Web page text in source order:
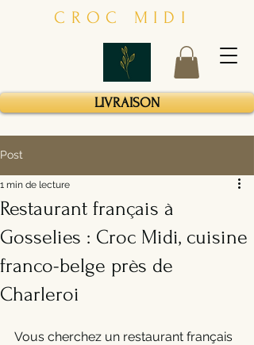
CROC MIDI
LIVRAISON
Post
Restaurant français à
Gosselies : Croc Midi, cuisine
franco-belge près de
Charleroi
1 min de lecture
Vous cherchez un restaurant français